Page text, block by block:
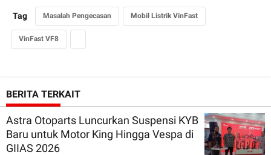
Tag Masalah Pengecasan Mobil Listrik VinFast
VinFast VF8
BERITA TERKAIT
Astra Otoparts Luncurkan Suspensi KYB
Baru untuk Motor King Hingga Vespa di
GIIAS 2026